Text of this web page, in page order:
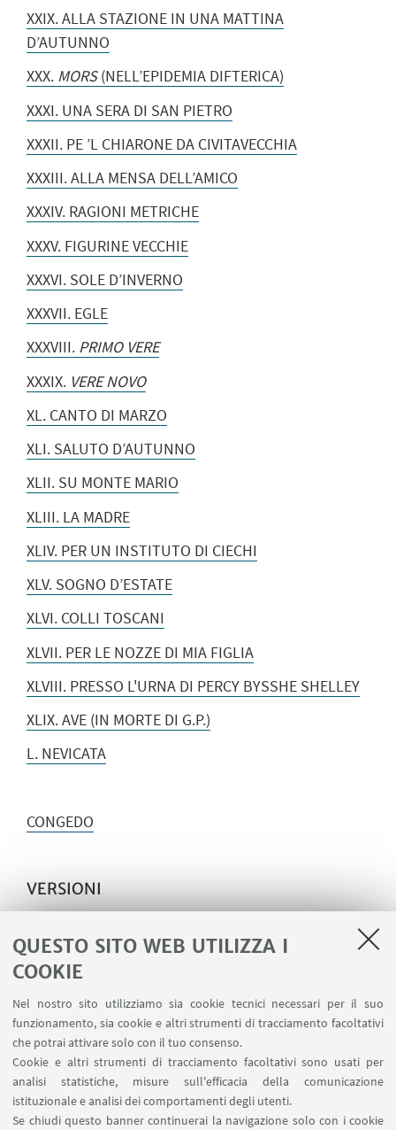
QUESTO SITO WEB UTILIZZA I
COOKIE
Nel nostro sito utilizziamo sia cookie tecnici necessari per il suo
funzionamento, sia cookie e altri strumenti di tracciamento facoltativi
che potrai attivare solo con il tuo consenso.
Cookie e altri strumenti di tracciamento facoltativi sono usati per
analisi statistiche, misure sull'efficacia della comunicazione
istituzionale e analisi dei comportamenti degli utenti.
Se chiudi questo banner continuerai la navigazione solo con i cookie
XXIX. ALLA STAZIONE IN UNA MATTINA
D’AUTUNNO
XXX. MORS(NELL’EPIDEMIA DIFTERICA)
XXXI. UNA SERA DI SAN PIETRO
XXXII. PE ’L CHIARONE DA CIVITAVECCHIA
XXXIII. ALLA MENSA DELL’AMICO
XXXIV. RAGIONI METRICHE
XXXV. FIGURINE VECCHIE
XXXVI. SOLE D’INVERNO
XXXVII. EGLE
XXXVIII. PRIMO VERE
XXXIX. VERE NOVO
XL. CANTO DI MARZO
XLI. SALUTO D’AUTUNNO
XLII. SU MONTE MARIO
XLIII. LA MADRE
XLIV. PER UN INSTITUTO DI CIECHI
XLV. SOGNO D’ESTATE
XLVI. COLLI TOSCANI
XLVII. PER LE NOZZE DI MIA FIGLIA
XLVIII. PRESSO L'URNA DI PERCY BYSSHE SHELLEY
XLIX. AVE (IN MORTE DI G.P.)
L. NEVICATA
CONGEDO
VERSIONI
I. TOMBE PRECOCI: DA FR. G. KLOPSTOCK
II. NOTTE D’ESTATE: DA FR. G. KLOPSTOCK
III. LA TORRE DI NERONE: DA A. V. PLATEN
IV. ERO E LEANDRO: DA A. V. PLATEN
V. LA LIRICA: DA A. V. PLATEN